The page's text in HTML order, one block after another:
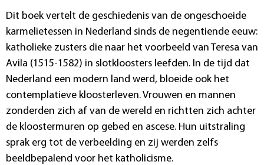
Dit boek vertelt de geschiedenis van de ongeschoeide
karmelietessen in Nederland sinds de negentiende eeuw:
katholieke zusters die naar het voorbeeld van Teresa van
Avila (1515-1582) in slotkloosters leefden. In de tijd dat
Nederland een modern land werd, bloeide ook het
contemplatieve kloosterleven. Vrouwen en mannen
zonderden zich af van de wereld en richtten zich achter
de kloostermuren op gebed en ascese. Hun uitstraling
sprak erg tot de verbeelding en zij werden zelfs
beeldbepalend voor het katholicisme.